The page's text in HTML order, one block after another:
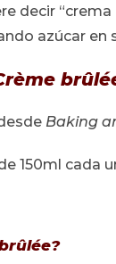
decir
azúcar en
Baking
150ml cada